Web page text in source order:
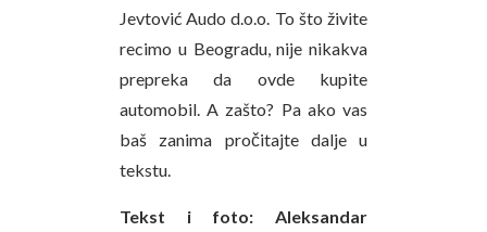
Jevtović Audo d.o.o. To što živite
recimo u Beogradu, nije nikakva
prepreka da ovde kupite
automobil. A zašto? Pa ako vas
baš zanima pročitajte dalje u
tekstu.
Tekst i foto: Aleksandar